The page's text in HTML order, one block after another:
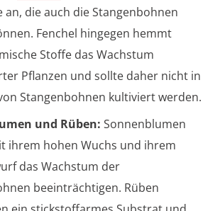
an, die auch die Stangenbohnen
Fenchel hingegen hemmt
Stoffe das Wachstum
Pflanzen und sollte daher nicht in
Stangenbohnen kultiviert werden.
und Rüben: Sonnenblumen
ihrem hohen Wuchs und ihrem
das Wachstum der
beeinträchtigen. Rüben